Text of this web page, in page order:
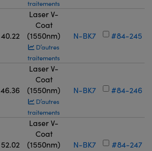
traitements
40.22
Laser V-
Coat
(1550nm)
D’autres
traitements
N-BK7 #84-245
46.36
Laser V-
Coat
(1550nm)
D’autres
traitements
N-BK7 #84-246
52.02
Laser V-
Coat
(1550nm)
N-BK7 #84-247